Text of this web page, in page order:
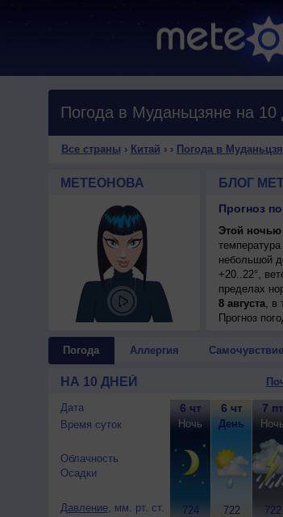
Погода в Муданьцзяне на 10
Все страны › Китай › › Погода в
МЕТЕОНОВА БЛОГ
Прогноз
Этой ночью
небольшой
+20..22°,
пределах
8 августа, в
+20..22°,
днем
ветер слабый.
Прогноз
Погода Аллергия Самочувствие
НА 10 ДНЕЙ
Дата
Время суток
Облачность
Осадки
Давление, мм. рт. ст.
6 чт
Ночь
724
6 чт
День
722
7 пт
Ночь
722